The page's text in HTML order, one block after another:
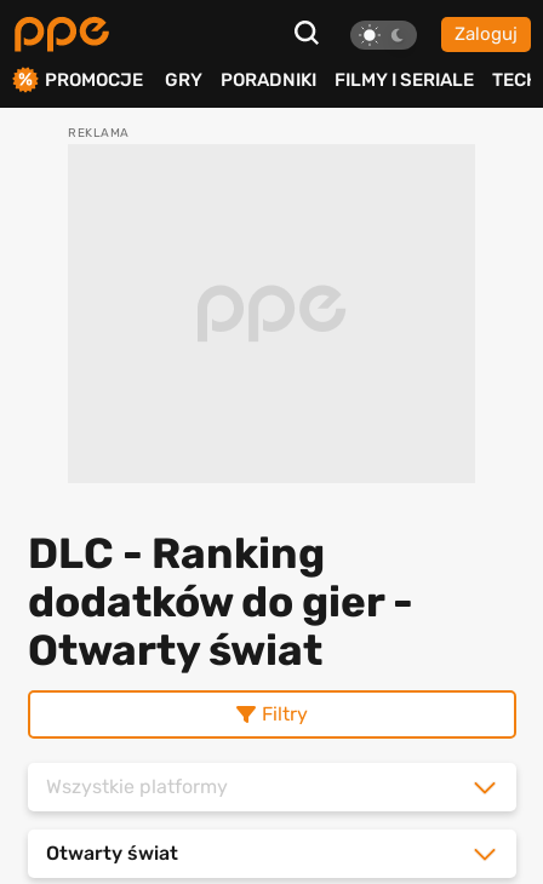
Zaloguj
PROMOCJE GRY PORADNIKI FILMY I SERIALE TECH
DLC - Ranking
dodatków do gier -
Otwarty świat
Filtry
Wszystkie platformy
Otwarty świat